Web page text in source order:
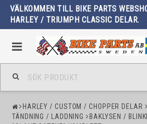
VÄLKOMMEN TILL BIKE PARTS
HARLEY / TRIUMPH CLASSIC DELAR.
HARLEY / CUSTOM / CHOPPER DELAR
TÄNDNING / LADDNING
BAKLYSEN /